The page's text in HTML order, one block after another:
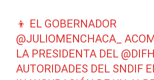
👦 EL GOBERNADOR
@JULIOMENCHACA_
LA PRESIDENTA DEL
AUTORIDADES DEL SNDIF